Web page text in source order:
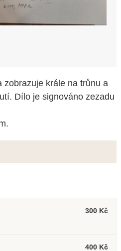
zobrazuje krále na trůnu a
Dílo je signováno zezadu
300 Kč
400 Kč